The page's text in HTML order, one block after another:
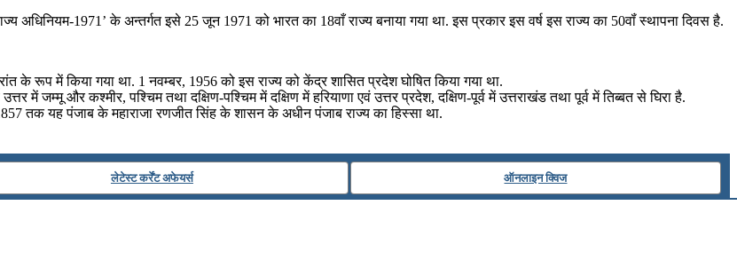
अधिनियम-1971’ के अन्तर्गत इसे 25 जून 1971 को भारत का 18वाँ राज्य बनाया गया था. इस प्रकार इस वर्ष इस राज्य का 50वॉं स्थापना दिवस है.
रूप में किया गया था. 1 नवम्बर, 1956 को इस राज्य को केंद्र शासित प्रदेश घोषित किया गया था.
में जम्मू और कश्मीर, पश्चिम तथा दक्षिण-पश्चिम में दक्षिण में हरियाणा एवं उत्तर प्रदेश, दक्षिण-पूर्व में उत्तराखंड तथा पूर्व में तिब्बत से घिरा है.
तक यह पंजाब के महाराजा रणजीत सिंह के शासन के अधीन पंजाब राज्य का हिस्सा था.
लेटेस्ट कर्रेंट अफेयर्स ऑनलाइन क्विज